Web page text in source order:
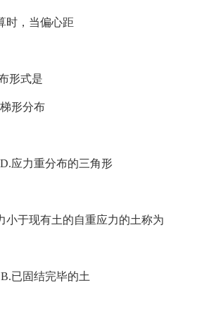
时，当偏心距
形式是
形分布
力重分布的三角形
于现有土的自重应力的土称为
固结完毕的土